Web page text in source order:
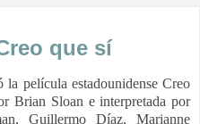
que sí
película estadounidense Creo
Brian Sloan e interpretada por
Guillermo Díaz, Marianne